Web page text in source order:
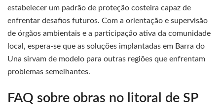
estabelecer um padrão de proteção costeira capaz de
enfrentar desafios futuros. Com a orientação e supervisão
de órgãos ambientais e a participação ativa da comunidade
local, espera-se que as soluções implantadas em Barra do
Una sirvam de modelo para outras regiões que enfrentam
problemas semelhantes.
FAQ sobre obras no litoral de SP